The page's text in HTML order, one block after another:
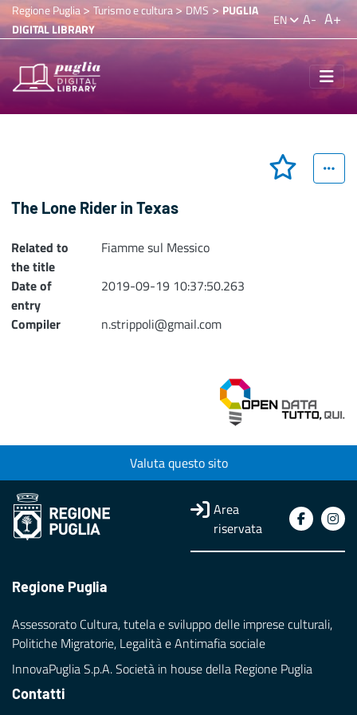
Regione Puglia> Turismo e cultura>DMS > PUGLIA
DIGITAL LIBRARY
EN A- A+
The Lone Rider in Texas
Related to
the title
Fiamme sul Messico
Date of
entry
2019-09-19 10:37:50.263
Compiler
n.strippoli@gmail.com
Valuta questo sito
Area
riservata
Regione Puglia
Assessorato Cultura, tutela e sviluppo delle imprese culturali,
Politiche Migratorie, Legalità e Antimafia sociale
InnovaPuglia S.p.A. Società in house della Regione Puglia
Contatti